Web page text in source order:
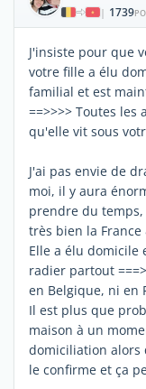
| 1739
J'insiste pour que
votre fille a élu
familial et est
==>>>> Toutes
qu'elle vit sous
J'ai pas envie de
moi, il y aura
prendre du
très bien la France
Elle a élu domicile
radier partout
en Belgique, ni en
Il est plus que
maison à un
domiciliation alors
le confirme et ça